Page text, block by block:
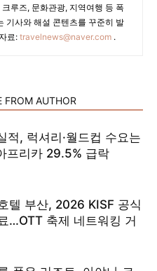
루즈, 문화관광, 지역여행 등 폭
기사와 해설 콘텐츠를 꾸준히 발
료: travelnews@naver.com.
FROM AUTHOR
적, 럭셔리·월드컵 수요는
프리카 29.5% 급락
텔 부산, 2026 KISF 공식
…OTT 축제 네트워킹 거